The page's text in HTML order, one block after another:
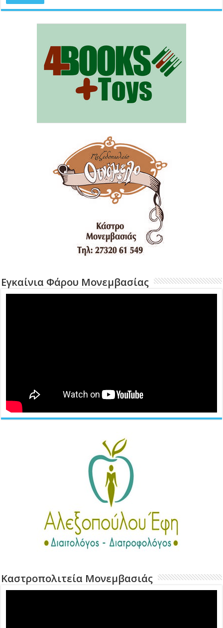
Εγκαίνια Φάρου Μονεμβασίας
Καστροπολιτεία Μονεμβασιάς